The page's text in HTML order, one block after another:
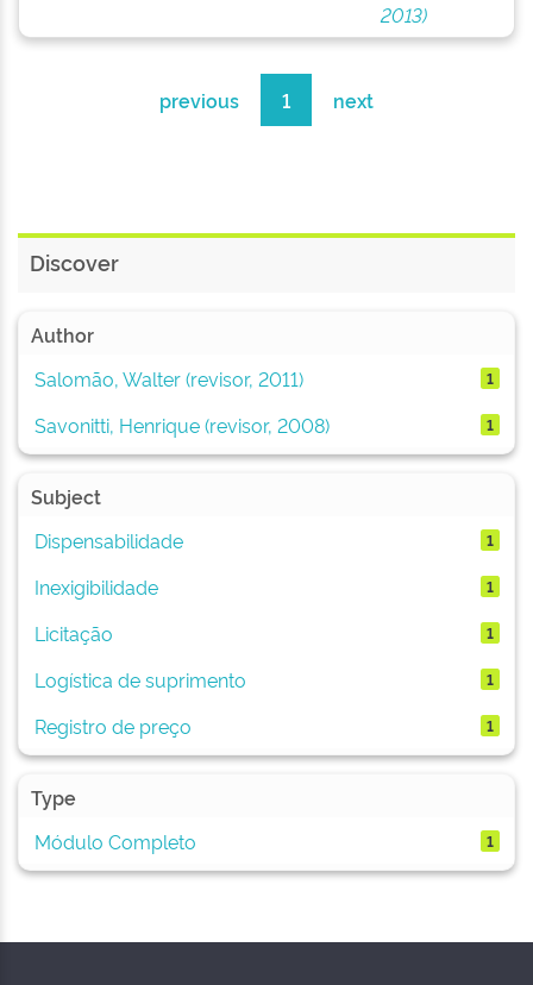
2013)
previous 1 next
Discover
Author
Salomão, Walter (revisor, 2011)
1
Savonitti, Henrique (revisor, 2008) 1
Subject
Dispensabilidade
1
Inexigibilidade 1
Licitação 1
Logística de suprimento 1
Registro de preço 1
Type
Módulo Completo
1